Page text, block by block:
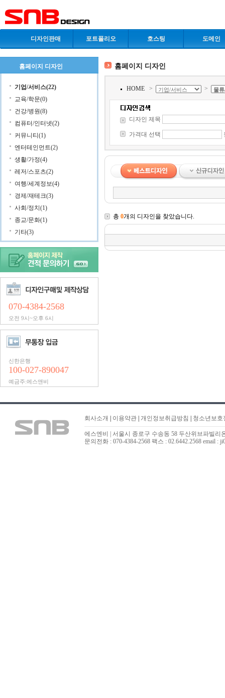
디자인판매 포트폴리오 호스팅 도메인
홈페이지 디자인
기업/서비스(22)
교육/학문(0)
건강/병원(8)
컴퓨터/인터넷(2)
커뮤니티(1)
엔터테인먼트(2)
생활/가정(4)
레저/스포츠(2)
여행/세계정보(4)
경제/재테크(3)
사회/정치(1)
종교/문화(1)
기타(3)
070-4384-2568
오전 9시~오후 6시
신한은행
100-027-890047
예금주:에스앤비
홈페이지 디자인
HOME > >
디자인 제목
가격대 선택
총 0개의 디자인을 찾았습니다.
회사소개 이용약관 개인정보취급방침 청소년보호
에스엔비 | 서울시 종로구 수송동 58 두산위브파빌리
문의전화 : 070-4384-2568 팩스 : 02.6442.2568 email :